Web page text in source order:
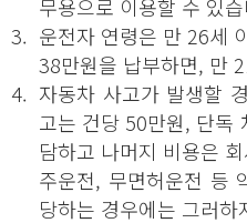
무용으로 이용할 수 있
3. 운전자 연령은 만 26세
38만원을 납부하면, 만
4. 자동차 사고가 발생할
고는 건당 50만원, 단독
담하고 나머지 비용은
주운전, 무면허운전 등
당하는 경우에는 그러하